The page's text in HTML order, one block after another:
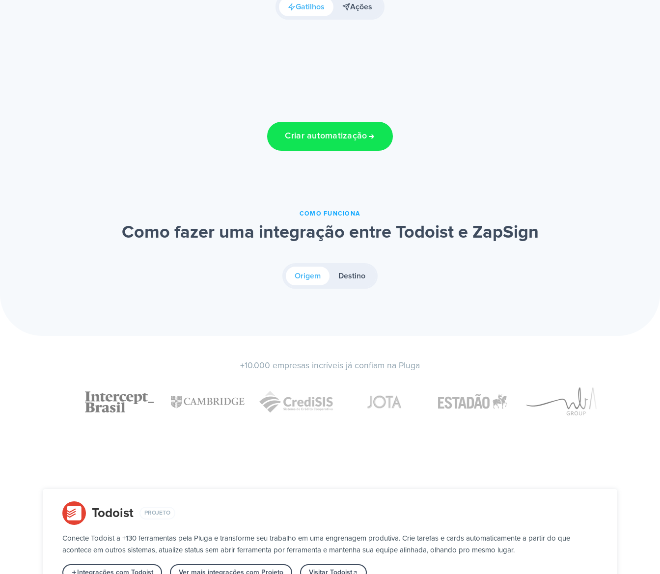
Gatilhos Ações
Criar automatização
COMO FUNCIONA
Como fazer uma integração entre Todoist e ZapSign
Origem Destino
+10.000 empresas incríveis já confiam na Pluga
Todoist PROJETO
Conecte Todoist a +130 ferramentas pela Pluga e transforme seu trabalho em uma engrenagem produtiva. Crie tarefas e cards automaticamente a partir do que
acontece em outros sistemas, atualize status sem abrir ferramenta por ferramenta e mantenha sua equipe alinhada, olhando pro mesmo lugar.